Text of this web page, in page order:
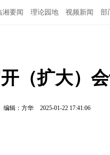
湘要闻 理论园地 视频新闻 部
（扩大）
编辑：方华 2025-01-22 17:41:06